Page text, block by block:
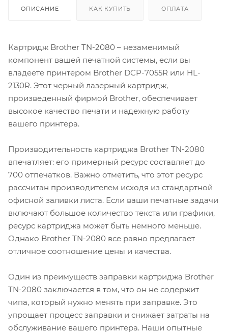
ОПИСАНИЕ КАК КУПИТЬ ОПЛАТА
Картридж Brother TN-2080 – незаменимый
компонент вашей печатной системы, если вы
владеете принтером Brother DCP-7055R или HL-
2130R. Этот черный лазерный картридж,
произведенный фирмой Brother, обеспечивает
высокое качество печати и надежную работу
вашего принтера.
Производительность картриджа Brother TN-2080
впечатляет: его примерный ресурс составляет до
700 отпечатков. Важно отметить, что этот ресурс
рассчитан производителем исходя из стандартной
офисной заливки листа. Если ваши печатные задачи
включают большое количество текста или графики,
ресурс картриджа может быть немного меньше.
Однако Brother TN-2080 все равно предлагает
отличное соотношение цены и качества.
Один из преимуществ заправки картриджа Brother
TN-2080 заключается в том, что он не содержит
чипа, который нужно менять при заправке. Это
упрощает процесс заправки и снижает затраты на
обслуживание вашего принтера. Наши опытные